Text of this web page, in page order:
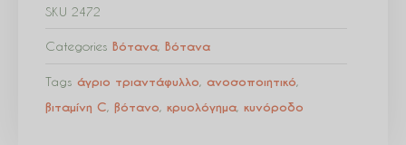
SKU 2472
Categories Βότανα Βότανα
Tags άγριο τριαντάφυλλο ανοσοποιητικό
βιταμίνη C βότανο κρυολόγημα κυνόροδο